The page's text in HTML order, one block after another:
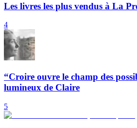
Les livres les plus vendus à La
4
“Croire ouvre le champ des
lumineux de Claire
5